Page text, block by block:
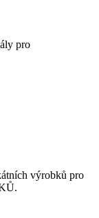
pro
výrobků pro